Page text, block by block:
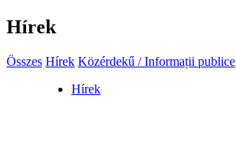
Hírek
Összes Hírek Közérdekű / Informații publice
Hírek